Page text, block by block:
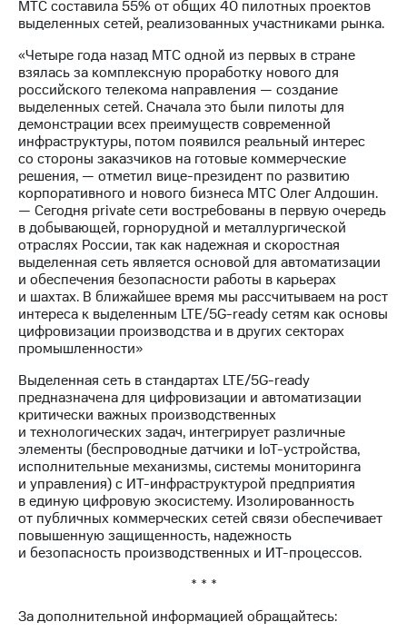
"МТС"
Собрания
акционеров
Личный
кабинет
акционера
Акционерный
капитал
Контроль
и
аудит
Рынок
акций
Описание
Программа
приобретения
Порядок
выкупа
акций
Дивиденды
Рынок
облигаций
Описание
Еврооблигации-2023
Уведомление
о
погашении
именных
облигаций
Другое
Контакты
МТС составила 55% от общих 40 пилотных проектов
выделенных сетей, реализованных участниками рынка.
«Четыре года назад МТС одной из первых в стране
взялась за комплексную проработку нового для
российского телекома направления — создание
выделенных сетей. Сначала это были пилоты для
демонстрации всех преимуществ современной
инфраструктуры, потом появился реальный интерес
со стороны заказчиков на готовые коммерческие
решения, — отметил вице-президент по развитию
корпоративного и нового бизнеса МТС Олег Алдошин.
— Сегодня private сети востребованы в первую очередь
в добывающей, горнорудной и металлургической
отраслях России, так как надежная и скоростная
выделенная сеть является основой для автоматизации
и обеспечения безопасности работы в карьерах
и шахтах. В ближайшее время мы рассчитываем на рост
интереса к выделенным LTE/5G-ready сетям как основы
цифровизации производства и в других секторах
промышленности»
Выделенная сеть в стандартах LTE/5G-ready
предназначена для цифровизации и автоматизации
критически важных производственных
и технологических задач, интегрирует различные
элементы (беспроводные датчики и IoT-устройства,
исполнительные механизмы, системы мониторинга
и управления) с ИТ-инфраструктурой предприятия
в единую цифровую экосистему. Изолированность
от публичных коммерческих сетей связи обеспечивает
повышенную защищенность, надежность
и безопасность производственных и ИТ-процессов.
* * *
За дополнительной информацией обращайтесь: